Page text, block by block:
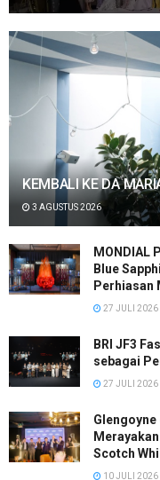
KEMBALI KE DA
3 AGUSTUS 2026
MONDIAL
Blue
Perhiasan
27 JULI 2026
BRI JF3
sebagai
27 JULI 2026
Scotch
10 JULI 2026